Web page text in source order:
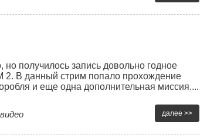
но получилось запись довольно годное
2. В данный стрим попало прохождение
и еще одна дополнительная миссия....
далее >>